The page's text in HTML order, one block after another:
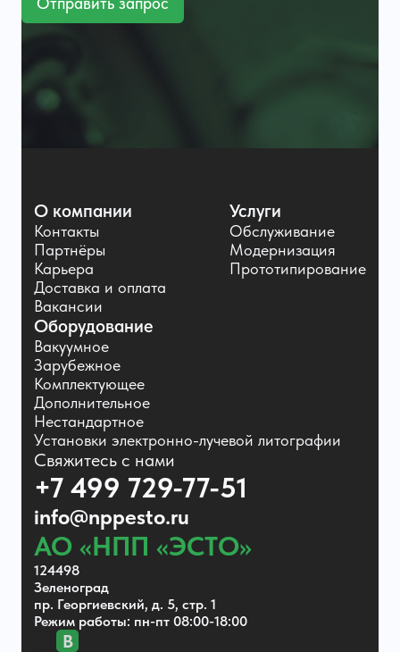
Свяжитесь с нами
+7 499 729-77-51
info@nppesto.ru
АО «НПП «ЭСТО»
124498
Зеленоград
пр. Георгиевский, д. 5, стр. 1
Режим работы: пн-пт 08:00-18:00
В
О компании
Контакты
Партнёры
Карьера
Доставка и оплата
Вакансии
Оборудование
Вакуумное
Зарубежное
Комплектующее
Дополнительное
Нестандартное
Установки электронно-лучевой литографии
Услуги
Обслуживание
Модернизация
Прототипирование